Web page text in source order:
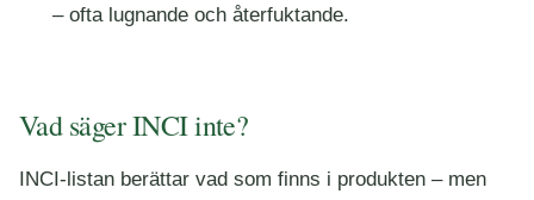
– ofta lugnande och återfuktande.
Vad säger INCI inte?
INCI-listan berättar vad som finns i produkten – men